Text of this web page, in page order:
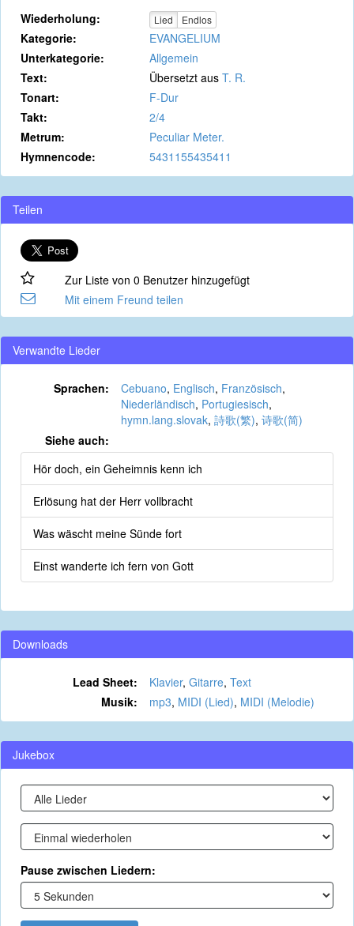
Wiederholung: Lied Endlos
Kategorie:
EVANGELIUM
Unterkategorie:
Allgemein
Text:
Übersetzt aus T. R.
Tonart:
F-Dur
Takt:
2/4
Metrum:
Peculiar Meter.
Hymnencode:
5431155435411
Teilen
Zur Liste von 0 Benutzer hinzugefügt
Mit einem Freund teilen
Verwandte Lieder
Sprachen: Cebuano, Englisch, Französisch,
Niederländisch, Portugiesisch,
hymn.lang.slovak, 詩歌(繁), 诗歌(简)
Siehe auch:
Hör doch, ein Geheimnis kenn ich
Erlösung hat der Herr vollbracht
Was wäscht meine Sünde fort
Einst wanderte ich fern von Gott
Downloads
Lead Sheet: Klavier, Gitarre, Text
Musik:
mp3, MIDI (Lied), MIDI (Melodie)
Jukebox
Pause zwischen Liedern: